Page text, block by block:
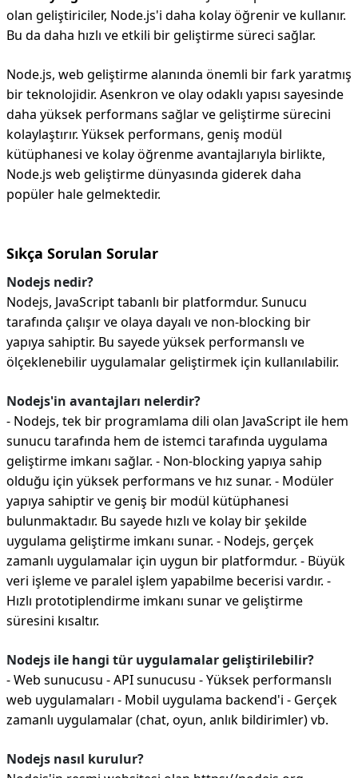
olan geliştiriciler, Node.js'i daha kolay öğrenir ve kullanır.
Bu da daha hızlı ve etkili bir geliştirme süreci sağlar.
Node.js, web geliştirme alanında önemli bir fark yaratmış
bir teknolojidir. Asenkron ve olay odaklı yapısı sayesinde
daha yüksek performans sağlar ve geliştirme sürecini
kolaylaştırır. Yüksek performans, geniş modül
kütüphanesi ve kolay öğrenme avantajlarıyla birlikte,
Node.js web geliştirme dünyasında giderek daha
popüler hale gelmektedir.
Sıkça Sorulan Sorular
Nodejs nedir?
Nodejs, JavaScript tabanlı bir platformdur. Sunucu
tarafında çalışır ve olaya dayalı ve non-blocking bir
yapıya sahiptir. Bu sayede yüksek performanslı ve
ölçeklenebilir uygulamalar geliştirmek için kullanılabilir.
Nodejs'in avantajları nelerdir?
- Nodejs, tek bir programlama dili olan JavaScript ile hem
sunucu tarafında hem de istemci tarafında uygulama
geliştirme imkanı sağlar. - Non-blocking yapıya sahip
olduğu için yüksek performans ve hız sunar. - Modüler
yapıya sahiptir ve geniş bir modül kütüphanesi
bulunmaktadır. Bu sayede hızlı ve kolay bir şekilde
uygulama geliştirme imkanı sunar. - Nodejs, gerçek
zamanlı uygulamalar için uygun bir platformdur. - Büyük
veri işleme ve paralel işlem yapabilme becerisi vardır. -
Hızlı prototiplendirme imkanı sunar ve geliştirme
süresini kısaltır.
Nodejs ile hangi tür uygulamalar geliştirilebilir?
- Web sunucusu - API sunucusu - Yüksek performanslı
web uygulamaları - Mobil uygulama backend'i - Gerçek
zamanlı uygulamalar (chat, oyun, anlık bildirimler) vb.
Nodejs nasıl kurulur?